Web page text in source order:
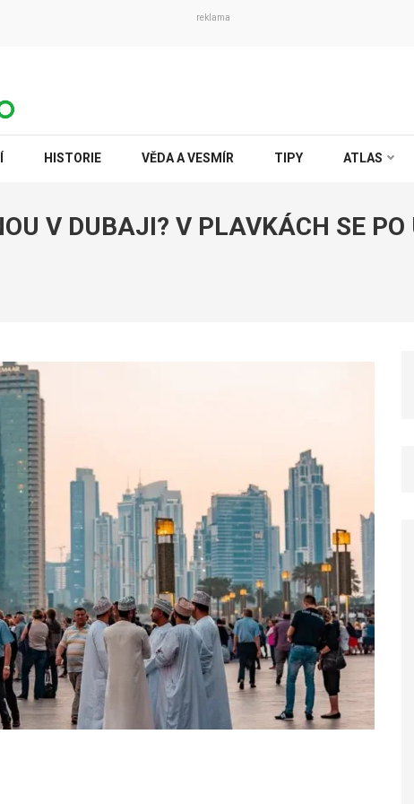
reklama
HISTORIE VĚDA A VESMÍR TIPY ATLAS
V DUBAJI? V PLAVKÁCH SE